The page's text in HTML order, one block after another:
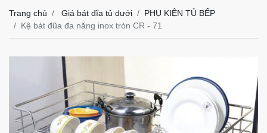
Trang chủ Giá bát đĩa tủ dưới
PHỤ KIỆN TỦ BẾP
Kệ bát đũa đa năng inox tròn CR - 71